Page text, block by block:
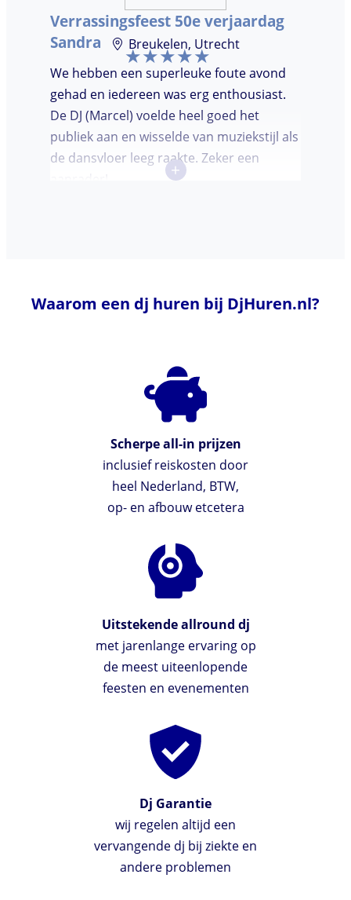
Verrassingsfeest 50e verjaardag
Sandra
Breukelen, Utrecht
We hebben een superleuke foute avond
gehad en iedereen was erg enthousiast.
De DJ (Marcel) voelde heel goed het
publiek aan en wisselde van muziekstijl als
de dansvloer leeg raakte. Zeker een
+
Waarom een dj huren bij DjHuren.nl?
Scherpe all-in prijzen
inclusief reiskosten door
heel Nederland, BTW,
op- en afbouw etcetera
Uitstekende allround dj
met jarenlange ervaring op
de meest uiteenlopende
feesten en evenementen
Dj Garantie
wij regelen altijd een
vervangende dj bij ziekte en
andere problemen